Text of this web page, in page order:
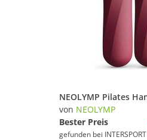
von NEOLYMP
Bester Preis
gefunden bei INTERSPORT